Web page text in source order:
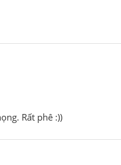
Rất phê :))